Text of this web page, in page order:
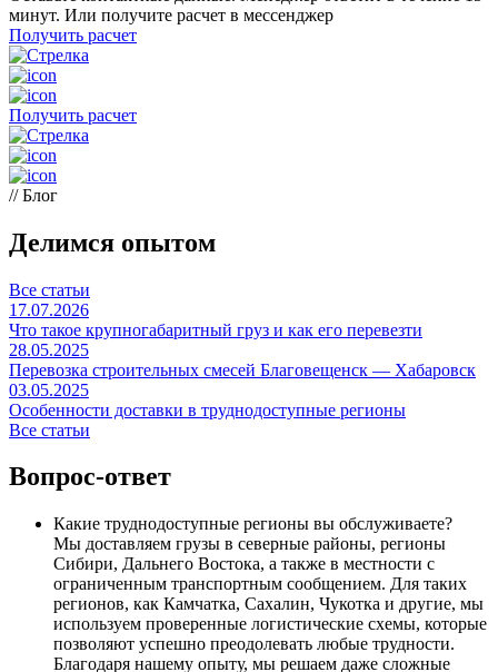
минут. Или получите расчет в мессенджер
Получить расчет
Получить расчет
// Блог
Делимся опытом
Все статьи
17.07.2026
Что такое крупногабаритный груз и как его перевезти
28.05.2025
Перевозка строительных смесей Благовещенск — Хабаровск
03.05.2025
Особенности доставки в труднодоступные регионы
Все статьи
Вопрос-ответ
Какие труднодоступные регионы вы обслуживаете?
Мы доставляем грузы в северные районы, регионы
Сибири, Дальнего Востока, а также в местности с
ограниченным транспортным сообщением. Для таких
регионов, как Камчатка, Сахалин, Чукотка и другие, мы
используем проверенные логистические схемы, которые
позволяют успешно преодолевать любые трудности.
Благодаря нашему опыту, мы решаем даже сложные